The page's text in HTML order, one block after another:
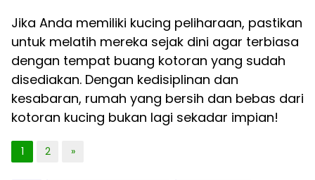
Jika Anda memiliki kucing peliharaan, pastikan
untuk melatih mereka sejak dini agar terbiasa
dengan tempat buang kotoran yang sudah
disediakan. Dengan kedisiplinan dan
kesabaran, rumah yang bersih dan bebas dari
kotoran kucing bukan lagi sekadar impian!
1 2 »